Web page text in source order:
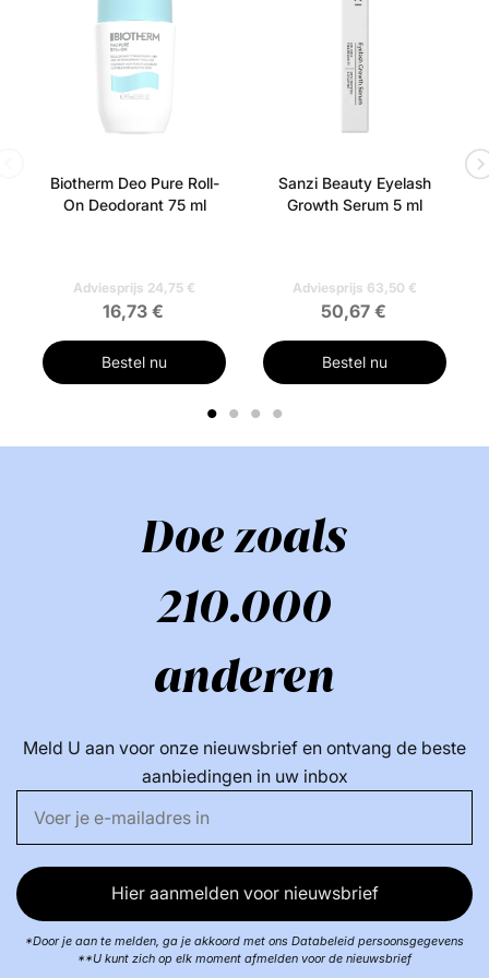
Essence 100 ml](/cosrx-advanced-snail-96-mucin-
power- essence -100-ml.html) -
COSRX Advanced
Snail 92 All In One Cream 100 gr.
Schoonheid van
Joseon Relief Sun: Rijst + Probiotica SPF 50+ PA++++
Vind meer van deze merk:
Biotherm Deo Pure Roll-
On Deodorant 75 ml
Adviesprijs 24,75 €
16,73 €
Bestel nu
Sanzi Beauty Eyelash
Growth Serum 5 ml
Adviesprijs 63,50 €
50,67 €
Bestel nu
1 2 3 4
Doe zoals
210.000
anderen
Meld U aan voor onze nieuwsbrief en ontvang de beste
aanbiedingen in uw inbox
Hier aanmelden voor nieuwsbrief
*Door je aan te melden, ga je akkoord met ons Databeleid persoonsgegevens
**U kunt zich op elk moment afmelden voor de nieuwsbrief